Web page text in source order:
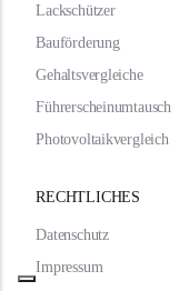
RECHTLICHES
Lackschützer
Bauförderung
Gehaltsvergleiche
Führerscheinumtausch
Photovoltaikvergleich
Datenschutz
Impressum